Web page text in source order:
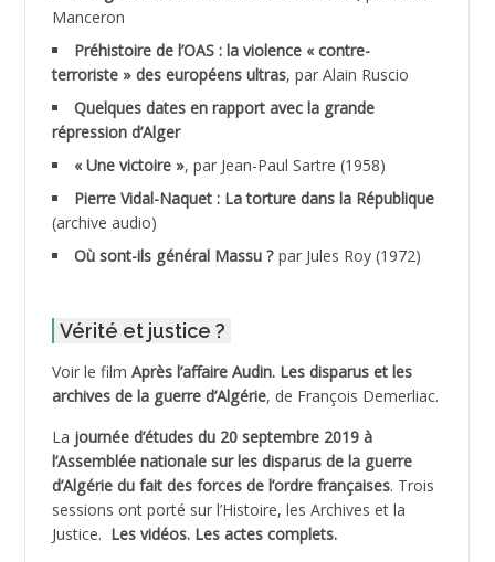
ADDAD
ADDALA Boualem*
ADDANE
ADDECHE Rachid
ADELIOUAT Vve AIT SAADA
ADJANI Khaled
ADJAOUT
ADNI Mohamed Akli
ADOUL Arab *
Manceron
Préhistoire de l’OAS : la violence « contre-
terroriste » des européens ultras, par Alain Ruscio
Quelques dates en rapport avec la grande
répression d’Alger
« Une victoire », par Jean-Paul Sartre (1958)
Pierre Vidal-Naquet : La torture dans la République
(archive audio)
Où sont-ils général Massu ? par Jules Roy (1972)
Vérité et justice ?
Voir le film Après l’affaire Audin. Les disparus et les
archives de la guerre d’Algérie, de François Demerliac.
La journée d’études du 20 septembre 2019 à
l’Assemblée nationale sur les disparus de la guerre
d’Algérie du fait des forces de l’ordre françaises. Trois
sessions ont porté sur l’Histoire, les Archives et la
Justice. Les vidéos. Les actes complets.